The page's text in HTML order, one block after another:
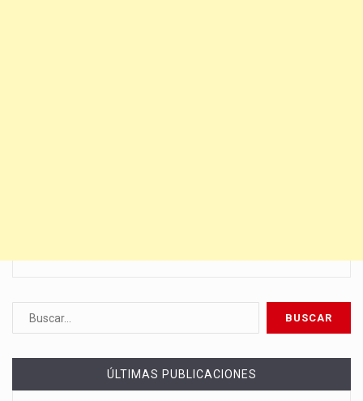
ÚLTIMAS PUBLICACIONES